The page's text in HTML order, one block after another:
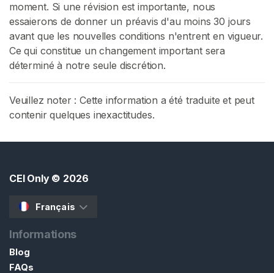
moment. Si une révision est importante, nous
essaierons de donner un préavis d'au moins 30 jours
avant que les nouvelles conditions n'entrent en vigueur.
Ce qui constitue un changement important sera
déterminé à notre seule discrétion.
Veuillez noter : Cette information a été traduite et peut
contenir quelques inexactitudes.
CEI Only© 2026
Français
Informations
Blog
FAQs